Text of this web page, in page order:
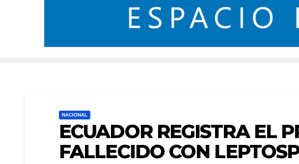
NACIONAL
ECUADOR REGISTRA EL
FALLECIDO CON